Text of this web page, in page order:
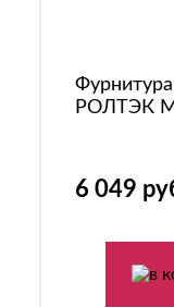
РОЛТЭК
6 049